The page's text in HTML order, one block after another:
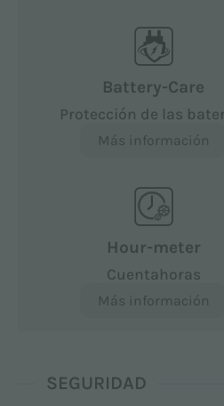
Battery-Care
Protección de las
Más información
Hour-meter
Cuentahoras
Más información
SEGURIDAD